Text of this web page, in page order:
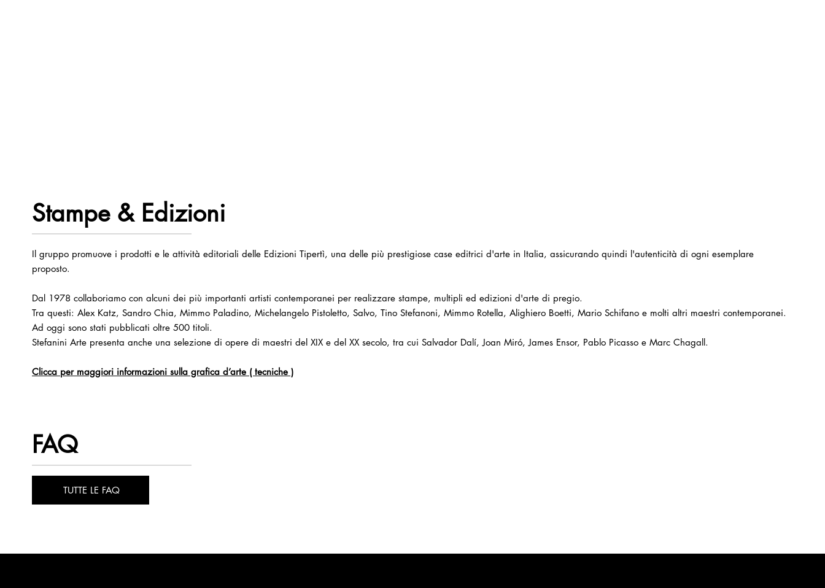
Stampe & Edizioni
Il gruppo promuove i prodotti e le attività editoriali delle Edizioni Tipertì, una delle più prestigiose case editrici d'arte in Italia, assicurando quindi l'autenticità di ogni esemplare
proposto.
Dal 1978 collaboriamo con alcuni dei più importanti artisti contemporanei per realizzare stampe, multipli ed edizioni d'arte di pregio.
Tra questi: Alex Katz, Sandro Chia, Mimmo Paladino, Michelangelo Pistoletto, Salvo, Tino Stefanoni, Mimmo Rotella, Alighiero Boetti, Mario Schifano e molti altri maestri contemporanei.
Ad oggi sono stati pubblicati oltre 500 titoli.
Stefanini Arte presenta anche una selezione di opere di maestri del XIX e del XX secolo, tra cui Salvador Dalí, Joan Miró, James Ensor, Pablo Picasso e Marc Chagall.
Clicca per maggiori informazioni sulla grafica d’arte ( tecniche )
FAQ
TUTTE LE FAQ